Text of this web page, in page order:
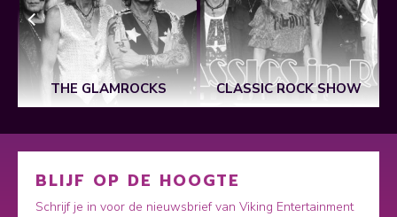
THE GLAMROCKS CLASSIC ROCK SHOW
BLIJF OP DE HOOGTE
Schrijf je in voor de nieuwsbrief van Viking Entertainment